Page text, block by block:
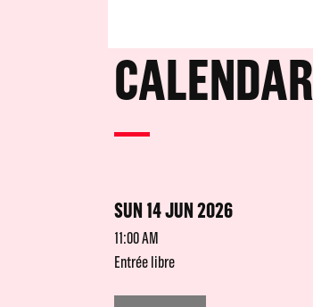
CALENDAR
SUN 14 JUN 2026
11:00 AM
Entrée libre